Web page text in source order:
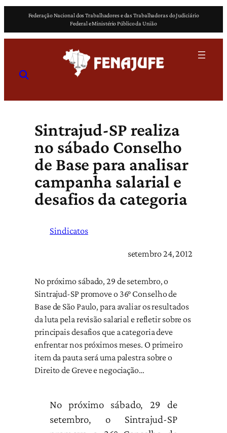
o
Federação Nacional dos Trabalhadores e das Trabalhadoras do Judiciário
Federal e Ministério Público da União
Sintrajud-SP realiza
no sábado Conselho
de Base para analisar
campanha salarial e
desafios da categoria
Sindicatos
setembro 24, 2012
No próximo sábado, 29 de setembro, o
Sintrajud-SP promove o 36° Conselho de
Base de São Paulo, para avaliar os resultados
da luta pela revisão salarial e refletir sobre os
principais desafios que a categoria deve
enfrentar nos próximos meses. O primeiro
item da pauta será uma palestra sobre o
Direito de Greve e negociação…
No próximo sábado, 29 de
setembro, o Sintrajud-SP